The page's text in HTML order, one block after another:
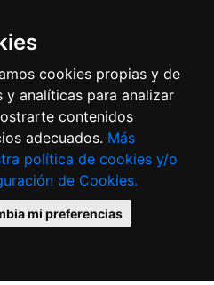
cookies propias y de
y analíticas para analizar
contenidos
adecuados. Más
política de cookies y/o
de Cookies.
mi preferencias